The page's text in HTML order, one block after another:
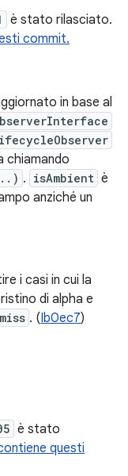
è stato rilasciato.
commit.
in base al
chiamando
. isAmbient è
anziché un
i casi in cui la
di alpha e
. (Ib0ec7)
è stato
questi